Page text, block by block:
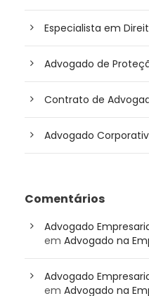
Especialista em
Advogado de
Contrato de
Advogado
Comentários
Advogado
em Advogado na
Advogado
em Advogado na